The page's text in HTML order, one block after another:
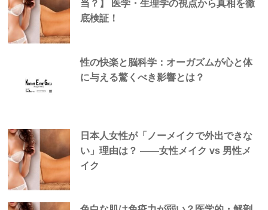
当？】 医学・生理学の視点から真相を徹
底検証！
性の快楽と脳科学：オーガズムが心と体
に与える驚くべき影響とは？
日本人女性が「ノーメイクで外出できな
い」理由は？ —―女性メイク vs 男性メ
イク